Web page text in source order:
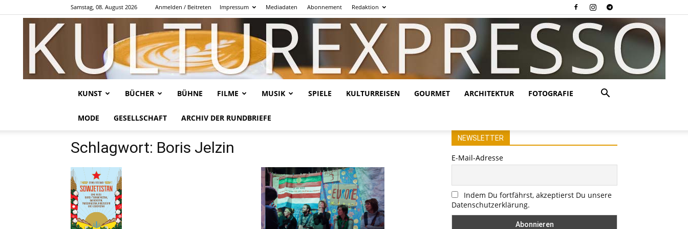
Samstag, 08. August 2026 Anmelden / Beitreten Impressum Mediadaten Abonnement Redaktion
KUNST BÜCHER BÜHNE FILME MUSIK SPIELE KULTURREISEN GOURMET ARCHITEKTUR FOTOGRAFIE
MODE GESELLSCHAFT ARCHIV DER RUNDBRIEFE
Schlagwort: Boris Jelzin
NEWSLETTER
E-Mail-Adresse
Indem Du fortfährst, akzeptierst Du unsere
Datenschutzerklärung.